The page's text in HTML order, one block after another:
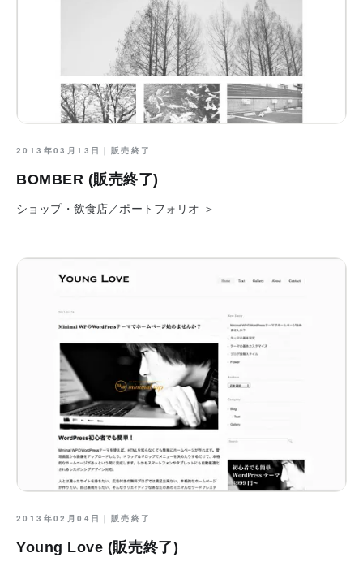
2013年03月13日｜ 販売終了
BOMBER (販売終了)
ショップ・飲食店／ポートフォリオ ＞
2013年02月04日｜ 販売終了
Young Love (販売終了)